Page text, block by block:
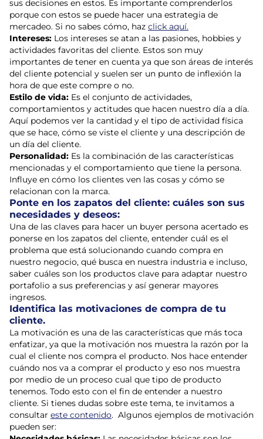
sus decisiones en estos. Es importante comprenderlos
porque con estos se puede hacer una estrategia de
mercadeo. Si no sabes cómo, haz click aquí.
Intereses: Los intereses se atan a las pasiones, hobbies y
actividades favoritas del cliente. Estos son muy
importantes de tener en cuenta ya que son áreas de interés
del cliente potencial y suelen ser un punto de inflexión la
hora de que este compre o no.
Estilo de vida: Es el conjunto de actividades,
comportamientos y actitudes que hacen nuestro día a día.
Aquí podemos ver la cantidad y el tipo de actividad física
que se hace, cómo se viste el cliente y una descripción de
un día del cliente.
Personalidad: Es la combinación de las características
mencionadas y el comportamiento que tiene la persona.
Influye en cómo los clientes ven las cosas y cómo se
relacionan con la marca.
Ponte en los zapatos del cliente: cuáles son sus
necesidades y deseos:
Una de las claves para hacer un buyer persona acertado es
ponerse en los zapatos del cliente, entender cuál es el
problema que está solucionando cuando compra en
nuestro negocio, qué busca en nuestra industria e incluso,
saber cuáles son los productos clave para adaptar nuestro
portafolio a sus preferencias y así generar mayores
ingresos.
Identifica las motivaciones de compra de tu
cliente.
La motivación es una de las características que más toca
enfatizar, ya que la motivación nos muestra la razón por la
cual el cliente nos compra el producto. Nos hace entender
cuándo nos va a comprar el producto y eso nos muestra
por medio de un proceso cual que tipo de producto
tenemos. Todo esto con el fin de entender a nuestro
cliente. Si tienes dudas sobre este tema, te invitamos a
consultar este contenido. Algunos ejemplos de motivación
pueden ser: